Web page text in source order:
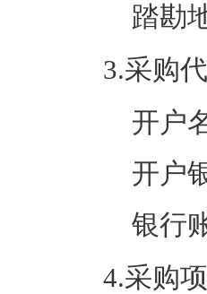
踏勘
3.采购
开户
开户
银行
4.采购